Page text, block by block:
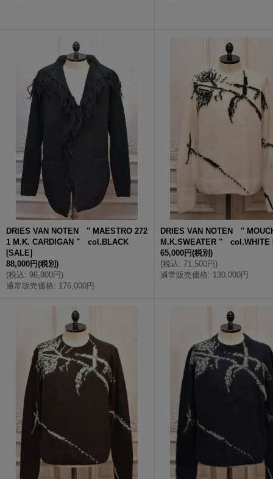
DRIES VAN NOTEN " MAESTRO 272
1 M.K. CARDIGAN " col.BLACK
[SALE]
88,000円(税別)
(税込: 96,800円)
通常販売価格: 176,000円
DRIES VAN NOTEN "
M.K.SWEATER " col.WHITE
65,000円(税別)
(税込: 71,500円)
通常販売価格: 130,000円